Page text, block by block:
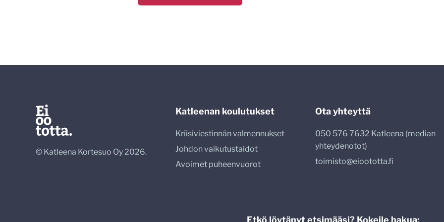
© Katleena Kortesuo Oy 2026.
Katleenan koulutukset
Kriisiviestinnän valmennukset
Johdon vaikutustaidot
Avoimet puheenvuorot
Ota yhteyttä
050 576 7632 Katleena (median
yhteydenotot)
toimisto@eioototta.fi
Etkö löytänyt etsimääsi? Kokeile hakua: